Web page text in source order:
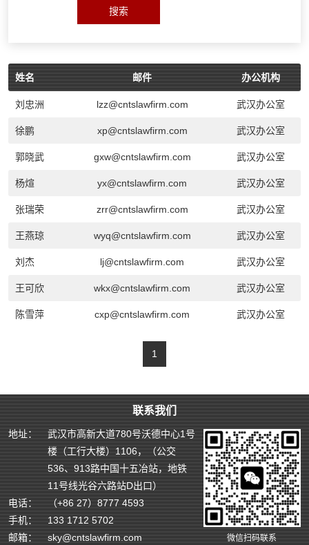
搜索
姓名 邮件 办公机构
刘忠洲 lzz@cntslawfirm.com 武汉办公室
徐鹏 xp@cntslawfirm.com 武汉办公室
郭晓武 gxw@cntslawfirm.com 武汉办公室
杨煊 yx@cntslawfirm.com 武汉办公室
张瑞荣 zrr@cntslawfirm.com 武汉办公室
王燕琼 wyq@cntslawfirm.com 武汉办公室
刘杰 lj@cntslawfirm.com 武汉办公室
王可欣 wkx@cntslawfirm.com 武汉办公室
陈雪萍 cxp@cntslawfirm.com 武汉办公室
1
联系我们
地址：
武汉市高新大道780号沃德中心1号
楼（工行大楼）1106，（公交
536、913路中国十五冶站，地铁
11号线光谷六路站D出口）
电话：
（+86 27）8777 4593
手机：
133 1712 5702
邮箱：
sky@cntslawfirm.com 微信扫码联系